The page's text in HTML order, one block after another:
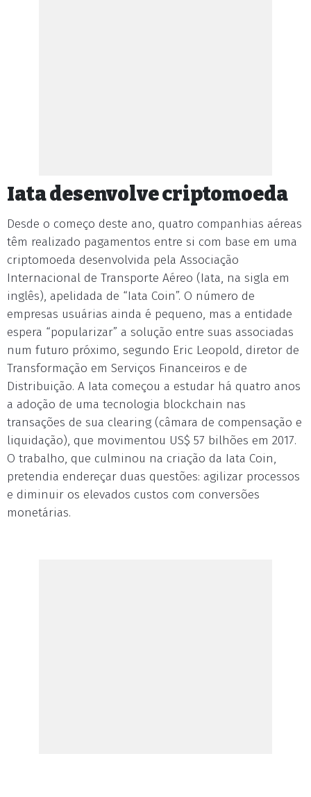
Iata desenvolve criptomoeda
Desde o começo deste ano, quatro companhias aéreas
têm realizado pagamentos entre si com base em uma
criptomoeda desenvolvida pela Associação
Internacional de Transporte Aéreo (Iata, na sigla em
inglês), apelidada de “Iata Coin”. O número de
empresas usuárias ainda é pequeno, mas a entidade
espera “popularizar” a solução entre suas associadas
num futuro próximo, segundo Eric Leopold, diretor de
Transformação em Serviços Financeiros e de
Distribuição. A Iata começou a estudar há quatro anos
a adoção de uma tecnologia blockchain nas
transações de sua clearing (câmara de compensação e
liquidação), que movimentou US$ 57 bilhões em 2017.
O trabalho, que culminou na criação da Iata Coin,
pretendia endereçar duas questões: agilizar processos
e diminuir os elevados custos com conversões
monetárias.